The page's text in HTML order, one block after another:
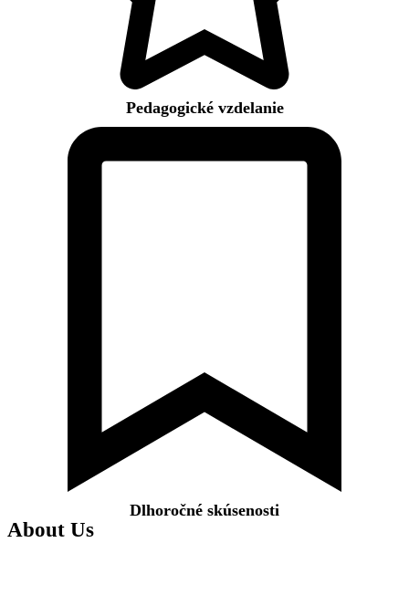
Pedagogické vzdelanie
Dlhoročné skúsenosti
About Us